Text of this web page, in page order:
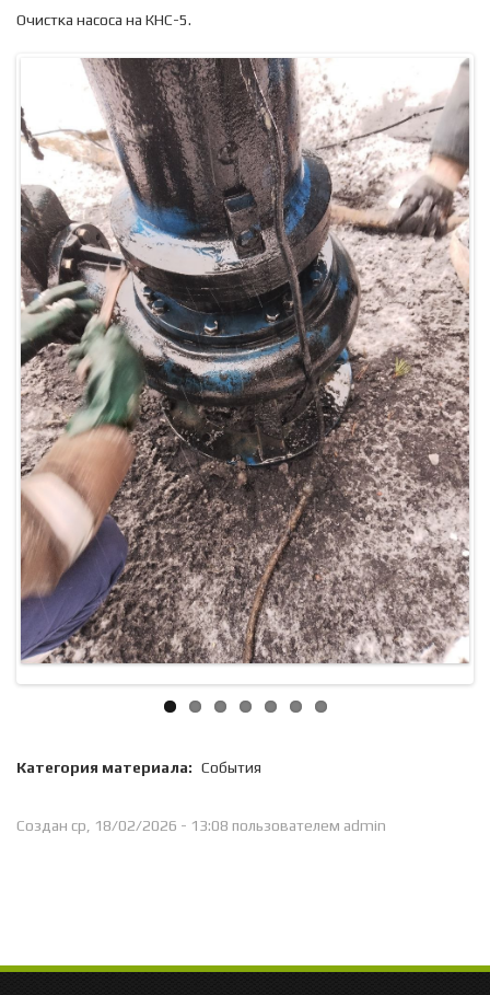
Очистка насоса на КНС-5.
Категория материала: События
Создан ср, 18/02/2026 - 13:08 пользователем admin